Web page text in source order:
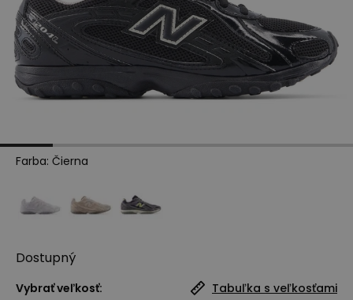
Farba: Čierna
Dostupný
Vybrať veľkosť: Tabuľka s veľkosťami